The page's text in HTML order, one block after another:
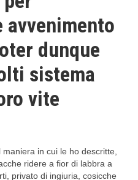
dunque
sistema
vite
in cui le ho descritte,
ridere a fior di labbra a
privato di ingiuria, cosicche